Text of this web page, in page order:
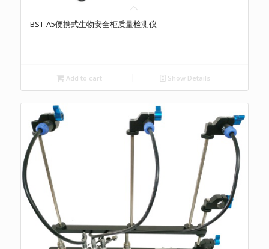
BST-A5便携式生物安全柜质量检测仪
Add to cart Show Details